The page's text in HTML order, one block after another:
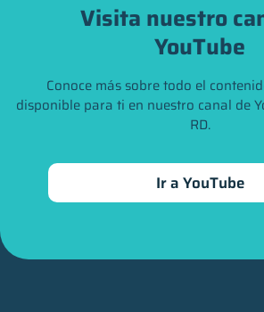
Visita nuestro
YouTube
Conoce más sobre todo el
disponible para ti en nuestro canal de
RD.
Ir a YouTube